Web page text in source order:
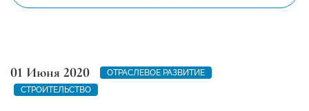
01 Июня 2020
ОТРАСЛЕВОЕ РАЗВИТИЕ
СТРОИТЕЛЬСТВО